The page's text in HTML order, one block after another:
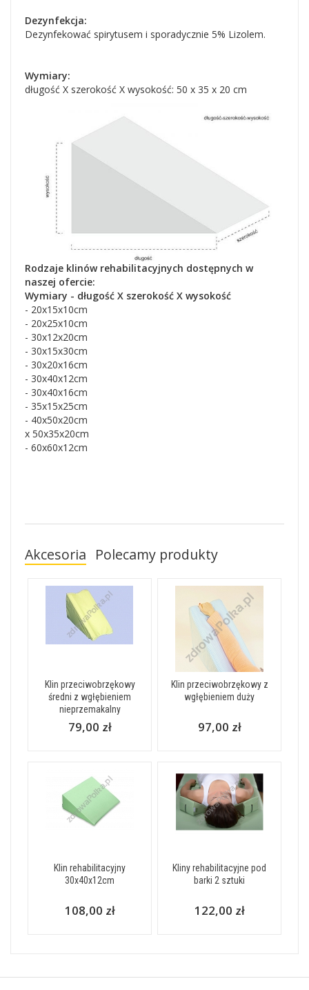
Dezynfekcja:
Dezynfekować spirytusem i sporadycznie 5% Lizolem.
Wymiary:
długość X szerokość X wysokość: 50 x 35 x 20 cm
Rodzaje klinów rehabilitacyjnych dostępnych w
naszej ofercie:
Wymiary - długość X szerokość X wysokość
- 20x15x10cm
- 20x25x10cm
- 30x12x20cm
- 30x15x30cm
- 30x20x16cm
- 30x40x12cm
- 30x40x16cm
- 35x15x25cm
- 40x50x20cm
x 50x35x20cm
- 60x60x12cm
Akcesoria Polecamy produkty
Klin przeciwobrzękowy
średni z wgłębieniem
nieprzemakalny
79,00 zł
Klin przeciwobrzękowy z
wgłębieniem duży
97,00 zł
Klin rehabilitacyjny
30x40x12cm
108,00 zł
Kliny rehabilitacyjne pod
barki 2 sztuki
122,00 zł